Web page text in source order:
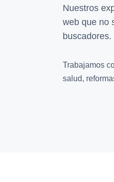
Nuestros
web que no
buscadores.
Trabajamos
salud,